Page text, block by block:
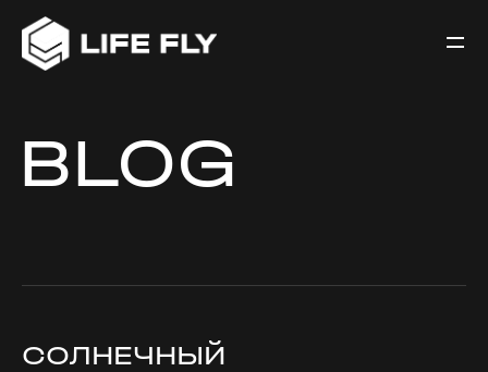
BLOG
СОЛНЕЧНЫЙ